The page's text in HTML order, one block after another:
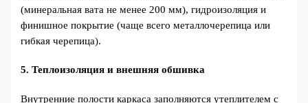
(минеральная вата не менее 200 мм), гидроизоляция и
финишное покрытие (чаще всего металлочерепица или
гибкая черепица).
5. Теплоизоляция и внешняя обшивка
Внутренние полости каркаса заполняются утеплителем с